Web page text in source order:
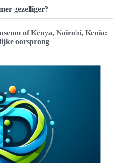
gezelliger?
of Kenya, Nairobi, Kenia:
oorsprong